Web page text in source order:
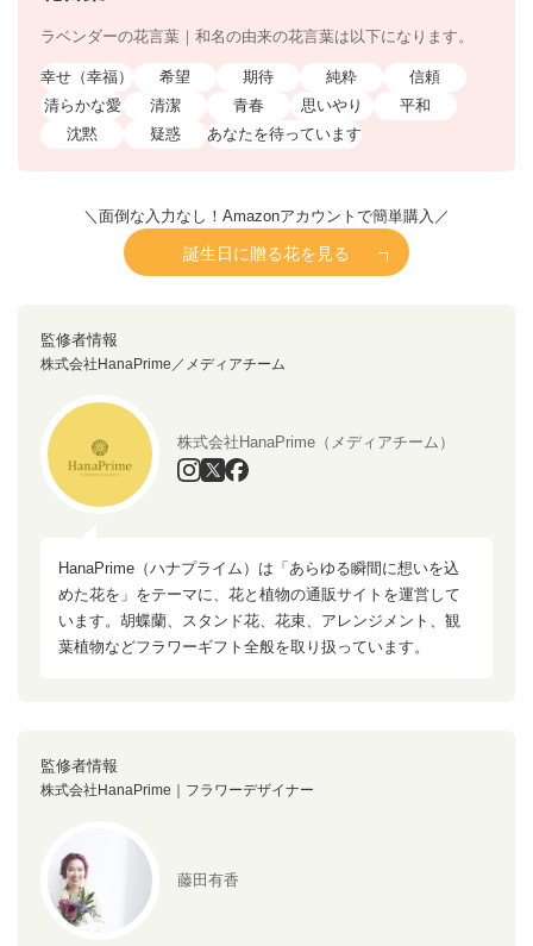
ラベンダーの花言葉｜和名の由来の花言葉は以下になります。
幸せ（幸福） 希望 期待 純粋
信頼
清らかな愛
清潔 青春 思いやり
平和
沈黙
疑惑 あなたを待っています
＼面倒な入力なし！Amazonアカウントで簡単購入／
誕生日に贈る花を見る
監修者情報
株式会社HanaPrime／メディアチーム
株式会社HanaPrime（メディアチーム）
HanaPrime（ハナプライム）は「あらゆる瞬間に想いを込
めた花を」をテーマに、花と植物の通販サイトを運営して
います。胡蝶蘭、スタンド花、花束、アレンジメント、観
葉植物などフラワーギフト全般を取り扱っています。
監修者情報
株式会社HanaPrime｜フラワーデザイナー
藤田有香